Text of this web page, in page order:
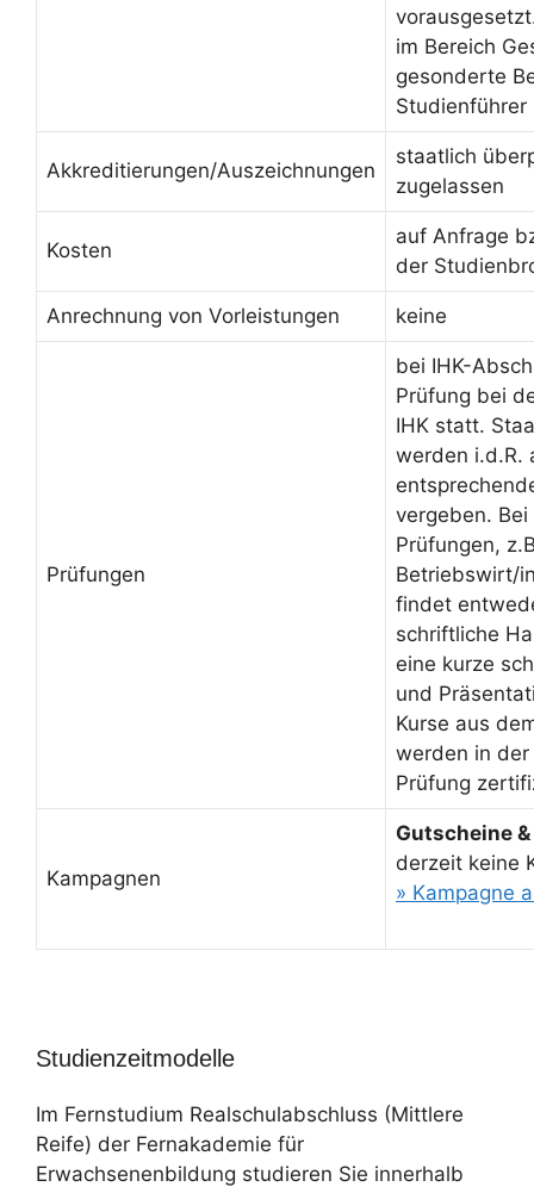
im Bereich
gesonderte
Studienführer
Akkreditierungen/Auszeichnungen
staatlich
zugelassen
Kosten
auf Anfrage
der
Anrechnung von Vorleistungen keine
Prüfungen
bei IHK-
Prüfung bei
IHK statt.
werden i.d.R.
vergeben.
Prüfungen,
Betriebswirt/
findet
schriftliche
eine kurze
und
Kurse aus
werden in der
Prüfung
Kampagnen
Gutscheine
derzeit keine
» Kampagne
Studienzeitmodelle
Im Fernstudium Realschulabschluss (Mittlere
Reife) der Fernakademie für
Erwachsenenbildung studieren Sie innerhalb